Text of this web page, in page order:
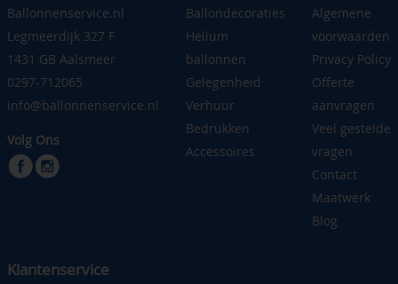
Ballonnenservice.nl
Legmeerdijk 327 F
1431 GB Aalsmeer
0297-712065
info@ballonnenservice.nl
Volg Ons
Ballondecoraties
Helium
ballonnen
Gelegenheid
Verhuur
Bedrukken
Accessoires
Algemene
voorwaarden
Privacy Policy
Offerte
aanvragen
Veel gestelde
vragen
Contact
Maatwerk
Blog
Klantenservice